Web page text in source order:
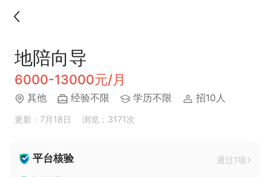
地陪向导
6000-13000元/月
其他 经验不限 学历不限 招10人
更新：7月18日 浏览：3171次
平台核验 通过1项